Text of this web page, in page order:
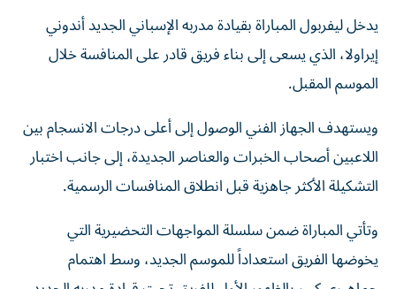
يدخل ليفربول المباراة بقيادة مدربه الإسباني الجديد أندوني
إيراولا، الذي يسعى إلى بناء فريق قادر على المنافسة خلال
الموسم المقبل.
ويستهدف الجهاز الفني الوصول إلى أعلى درجات الانسجام بين
اللاعبين أصحاب الخبرات والعناصر الجديدة، إلى جانب اختبار
التشكيلة الأكثر جاهزية قبل انطلاق المنافسات الرسمية.
وتأتي المباراة ضمن سلسلة المواجهات التحضيرية التي
يخوضها الفريق استعداداً للموسم الجديد، وسط اهتمام